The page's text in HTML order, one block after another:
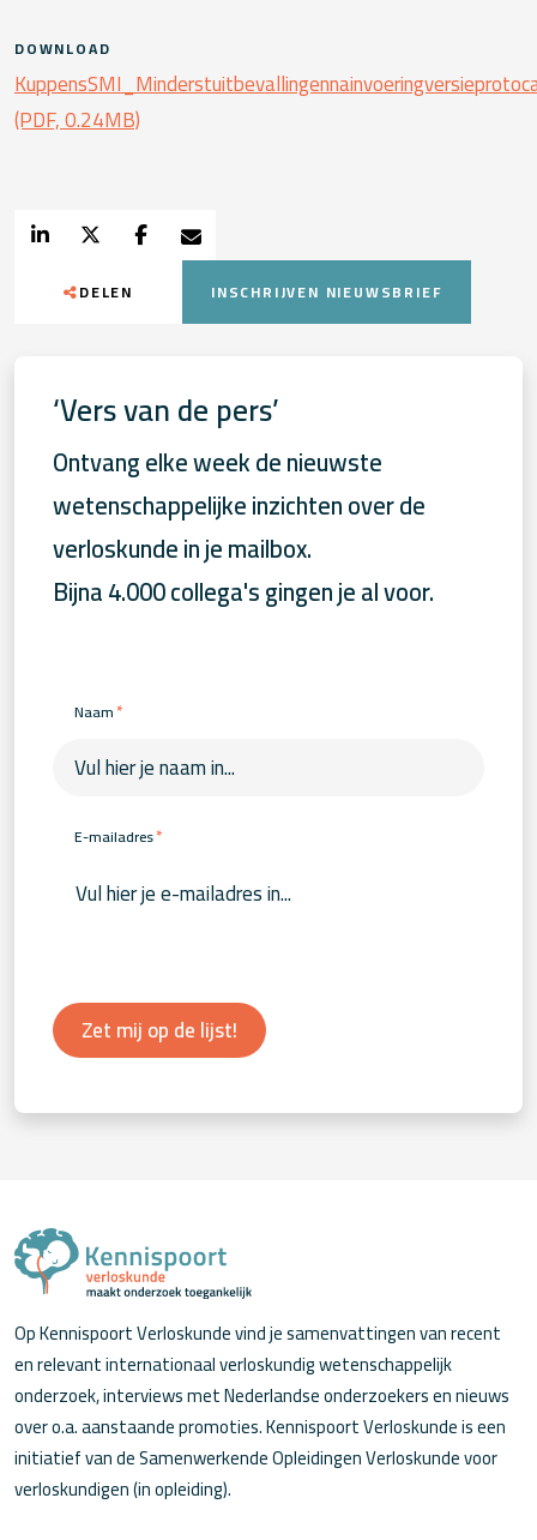
DOWNLOAD
(PDF, 0.24MB)
DELEN INSCHRIJVEN NIEUWSBRIEF
‘Vers van de pers’
Ontvang elke week de nieuwste
wetenschappelijke inzichten over de
verloskunde in je mailbox.
Bijna 4.000 collega's gingen je al voor.
Naam*
E-mailadres*
Zet mij op de lijst!
Op Kennispoort Verloskunde vind je samenvattingen van recent
en relevant internationaal verloskundig wetenschappelijk
onderzoek, interviews met Nederlandse onderzoekers en nieuws
over o.a. aanstaande promoties. Kennispoort Verloskunde is een
initiatief van de Samenwerkende Opleidingen Verloskunde voor
verloskundigen (in opleiding).